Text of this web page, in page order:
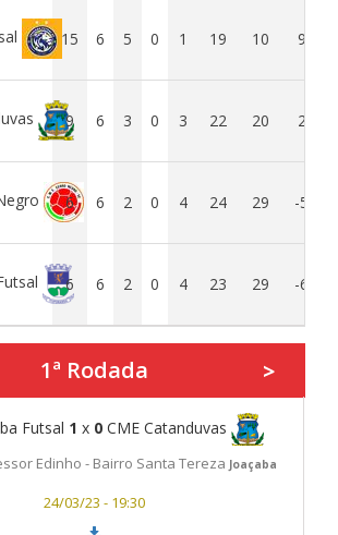
15 6 5 0 1 19 10 9
9 6 3 0 3 22 20 2
6 6 2 0 4 24 29 -5
6 6 2 0 4 23 29 -6
1ª Rodada >
Futsal 1 x 0 CME Catanduvas
Edinho - Bairro Santa Tereza Joaçaba
24/03/23 - 19:30